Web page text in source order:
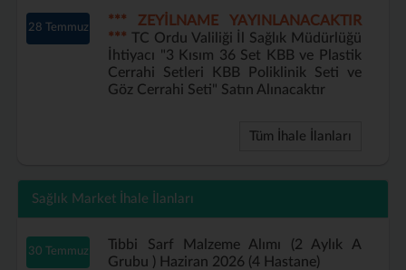
28 Temmuz
*** ZEYİLNAME YAYINLANACAKTIR
***TC Ordu Valiliği İl Sağlık Müdürlüğü
İhtiyacı "3 Kısım 36 Set KBB ve Plastik
Cerrahi Setleri KBB Poliklinik Seti ve
Göz Cerrahi Seti" Satın Alınacaktır
Tüm İhale İlanları
Sağlık Market İhale İlanları
30 Temmuz
Tıbbi Sarf Malzeme Alımı (2 Aylık A
Grubu ) Haziran 2026 (4 Hastane)